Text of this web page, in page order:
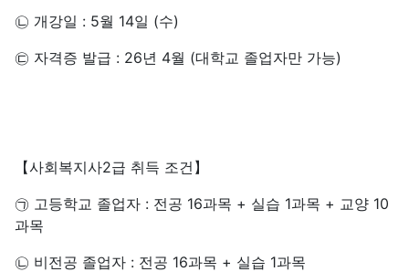
㉡ 개강일 : 5월 14일 (수)
㉢ 자격증 발급 : 26년 4월 (대학교 졸업자만 가능)
【사회복지사2급 취득 조건】
㉠ 고등학교 졸업자 : 전공 16과목 + 실습 1과목 + 교양 10
과목
㉡ 비전공 졸업자 : 전공 16과목 + 실습 1과목